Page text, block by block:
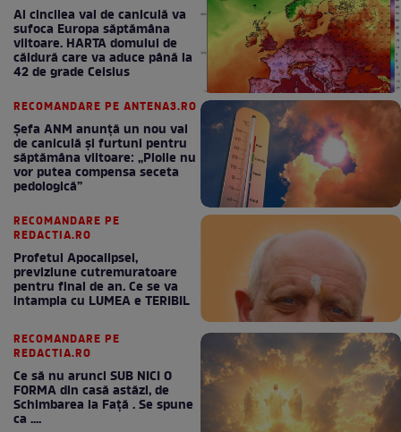
Al cincilea val de caniculă va
sufoca Europa săptămâna
viitoare. HARTA domului de
căldură care va aduce până la
42 de grade Celsius
RECOMANDARE PE ANTENA3.RO
Șefa ANM anunță un nou val
de caniculă și furtuni pentru
săptămâna viitoare: „Ploile nu
vor putea compensa seceta
pedologică”
RECOMANDARE PE
REDACTIA.RO
Profetul Apocalipsei,
previziune cutremuratoare
pentru final de an. Ce se va
intampla cu LUMEA e TERIBIL
RECOMANDARE PE
REDACTIA.RO
Ce să nu arunci SUB NICI O
FORMA din casă astăzi, de
Schimbarea la Față . Se spune
ca ....